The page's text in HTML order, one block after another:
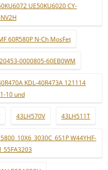
UE50KU6020 CY-
60R580P N-Ch MosFet
0000805-60EB0WM
KDL-40R473A 121114
10 und
43LH570V 43LH511T
W44YHF-
55FA3203